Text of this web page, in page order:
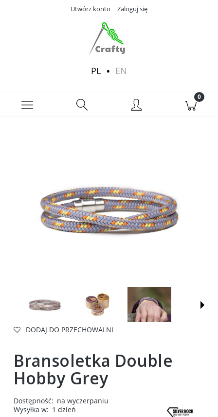
Utwórz konto Zaloguj się
PL EN
DODAJ DO PRZECHOWALNI
Bransoletka Double
Hobby Grey
Dostępność: na wyczerpaniu
Wysyłka w: 1 dzień